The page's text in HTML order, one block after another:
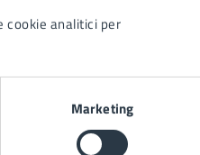
cookie analitici per
Marketing